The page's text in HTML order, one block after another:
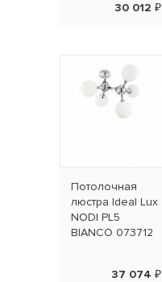
30 012 ₽
Потолочная
люстра Ideal Lux
NODI PL5
BIANCO 073712
37 074 ₽